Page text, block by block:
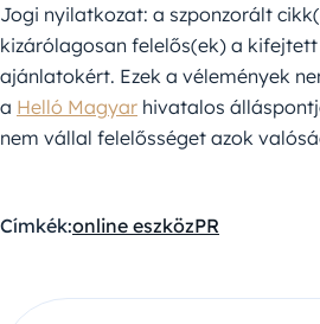
Jogi nyilatkozat: a szponzorált
kizárólagosan felelős(ek) a
ajánlatokért. Ezek a vélemények
a Helló Magyar hivatalos
nem vállal felelősséget azok
Címkék:online eszközPR